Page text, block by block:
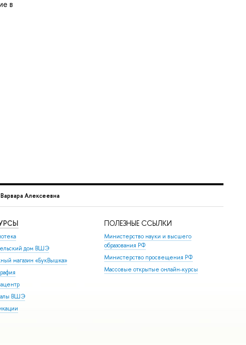
в
Алексеевна
дом ВШЭ
магазин «БукВышка»
ВШЭ
ПОЛЕЗНЫЕ ССЫЛКИ
Министерство науки и высшего
образования РФ
Министерство просвещения РФ
Массовые открытые онлайн-курсы